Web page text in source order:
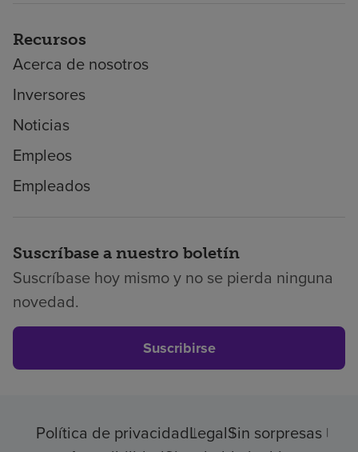
Recursos
Acerca de nosotros
Inversores
Noticias
Empleos
Empleados
Suscríbase a nuestro boletín
Suscríbase hoy mismo y no se pierda ninguna
novedad.
Suscribirse
Política de privacidadLegalSin sorpresas